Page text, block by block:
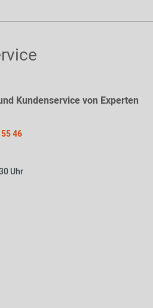
Kundenservice von Experten
46
Uhr